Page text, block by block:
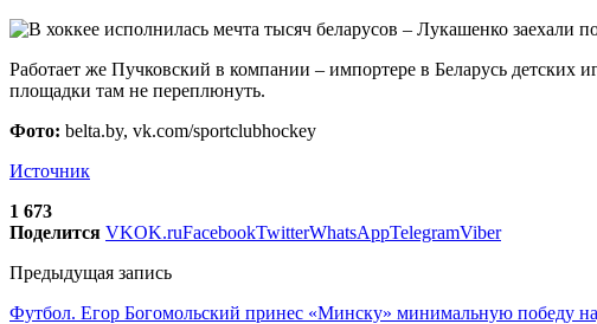
Работает же Пучковский в компании – импортере в Беларусь детских
площадки там не переплюнуть.
Фото: belta.by, vk.com/sportclubhockey
Источник
1 673
Поделится VKOK.ruFacebookTwitterWhatsAppTelegramViber
Предыдущая запись
Футбол. Егор Богомольский принес «Минску» минимальную победу